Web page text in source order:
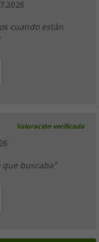
cuando están
Valoración verificada
que buscaba"